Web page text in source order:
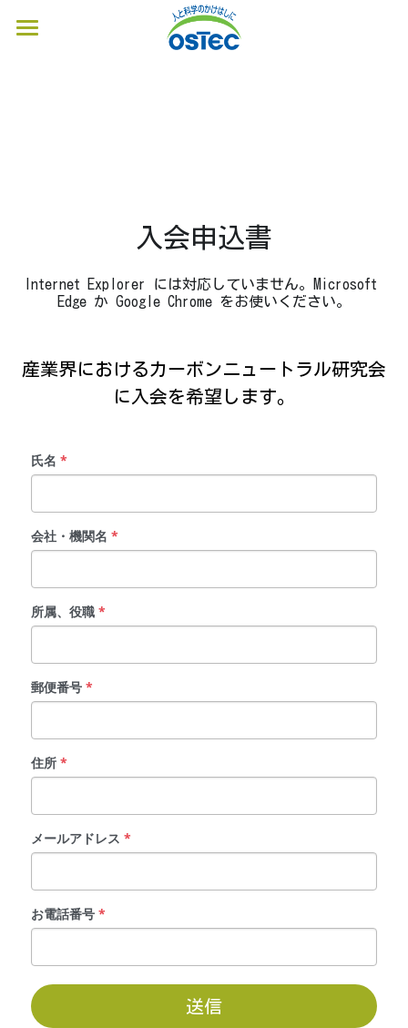
入会案内ページ
会員ページ
入会申込書
Internet Explorer には対応していません。Microsoft
Edge か Google Chrome をお使いください。
産業界におけるカーボンニュートラル研究会
に入会を希望します。
氏名 *
会社・機関名 *
所属、役職*
郵便番号*
住所*
メールアドレス *
お電話番号*
送信